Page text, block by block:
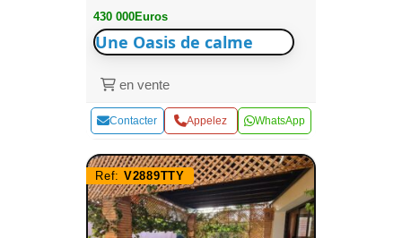
430 000Euros
Une Oasis de calme
en vente
Contacter Appelez WhatsApp
Ref: V2889TTY